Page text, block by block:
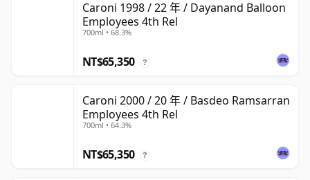
Caroni 1998 / 22 年 / Dayanand Balloon
Employees 4th Rel
700ml • 68.3%
NT$65,350 ?
Caroni 2000 / 20 年 / Basdeo Ramsarran
Employees 4th Rel
700ml • 64.3%
NT$65,350 ?